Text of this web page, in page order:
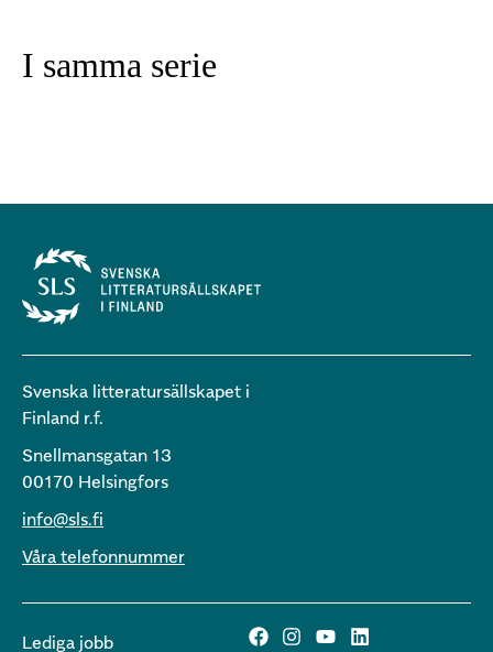
I samma serie
Svenska litteratursällskapet i
Finland r.f.
Snellmansgatan 13
00170 Helsingfors
info@sls.fi
Våra telefonnummer
Lediga jobb